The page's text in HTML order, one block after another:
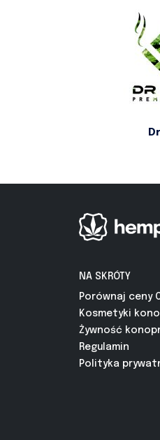
NA SKRÓTY
Porównaj ceny
Kosmetyki
Żywność
Regulamin
Polityka